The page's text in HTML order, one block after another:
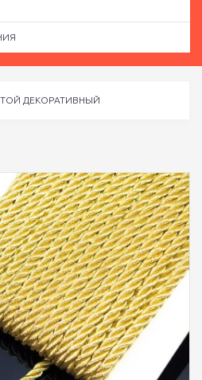
ДЕКОРАТИВНЫЙ